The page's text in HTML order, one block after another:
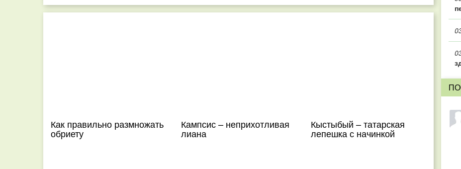
Как правильно размножать
обриету
Кампсис – неприхотливая
лиана
Кыстыбый – татарская
лепешка с начинкой